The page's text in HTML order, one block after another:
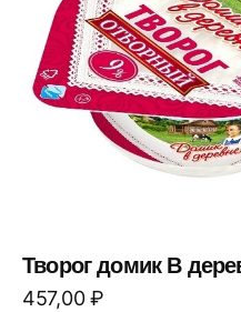
Творог домик В
457,00₽